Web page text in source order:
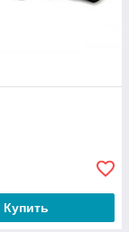
Купить